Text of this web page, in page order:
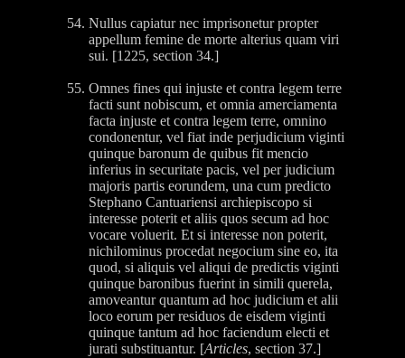
Nullus capiatur nec imprisonetur propter
appellum femine de morte alterius quam viri
sui. [1225, section 34.]
Omnes fines qui injuste et contra legem terre
facti sunt nobiscum, et omnia amerciamenta
facta injuste et contra legem terre, omnino
condonentur, vel fiat inde perjudicium viginti
quinque baronum de quibus fit mencio
inferius in securitate pacis, vel per judicium
majoris partis eorundem, una cum predicto
Stephano Cantuariensi archiepiscopo si
interesse poterit et aliis quos secum ad hoc
vocare voluerit. Et si interesse non poterit,
nichilominus procedat negocium sine eo, ita
quod, si aliquis vel aliqui de predictis viginti
quinque baronibus fuerint in simili querela,
amoveantur quantum ad hoc judicium et alii
loco eorum per residuos de eisdem viginti
quinque tantum ad hoc faciendum electi et
jurati substituantur. [Articles, section 37.]